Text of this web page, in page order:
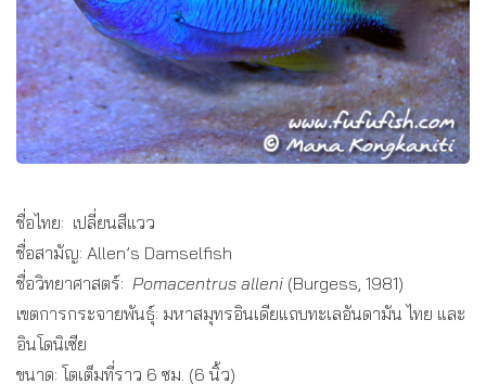
ชื่อไทย: เปลี่ยนสีแวว
ชื่อสามัญ: Allen’s Damselfish
ชื่อวิทยาศาสตร์: Pomacentrus alleni (Burgess, 1981)
เขตการกระจายพันธุ์: มหาสมุทรอินเดียแถบทะเลอันดามัน ไทย และ
อินโดนิเซีย
ขนาด: โตเต็มที่ราว 6 ซม. (6 นิ้ว)